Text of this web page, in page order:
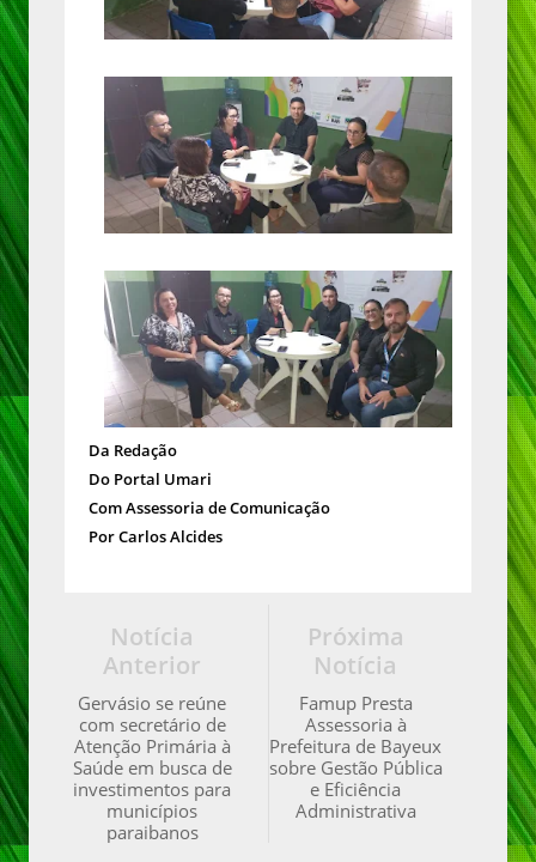
Da Redação
Do Portal Umari
Com Assessoria de Comunicação
Por Carlos Alcides
Próxima
Notícia
Famup Presta
Assessoria à
Prefeitura de Bayeux
sobre Gestão Pública
e Eficiência
Administrativa
Notícia
Anterior
Gervásio se reúne
com secretário de
Atenção Primária à
Saúde em busca de
investimentos para
municípios
paraibanos